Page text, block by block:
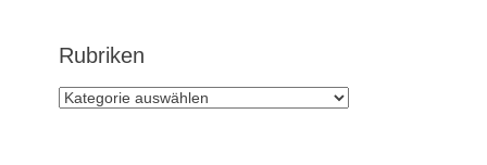
Rubriken
Rubriken